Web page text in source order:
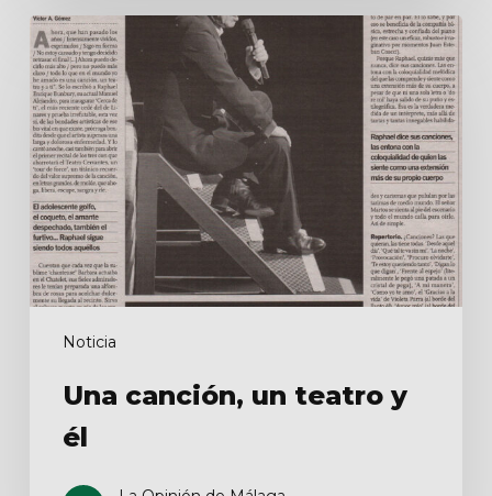
Noticia
Una
canción,
un
teatro
y
él
Una canción, un teatro y
él